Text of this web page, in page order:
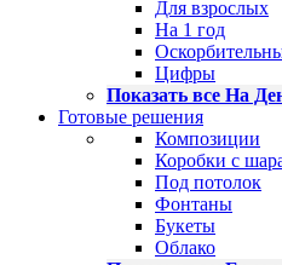
Для взрослых
На 1 год
Цифры
Показать все На
Готовые решения
Композиции
Коробки с
Под потолок
Фонтаны
Букеты
Облако